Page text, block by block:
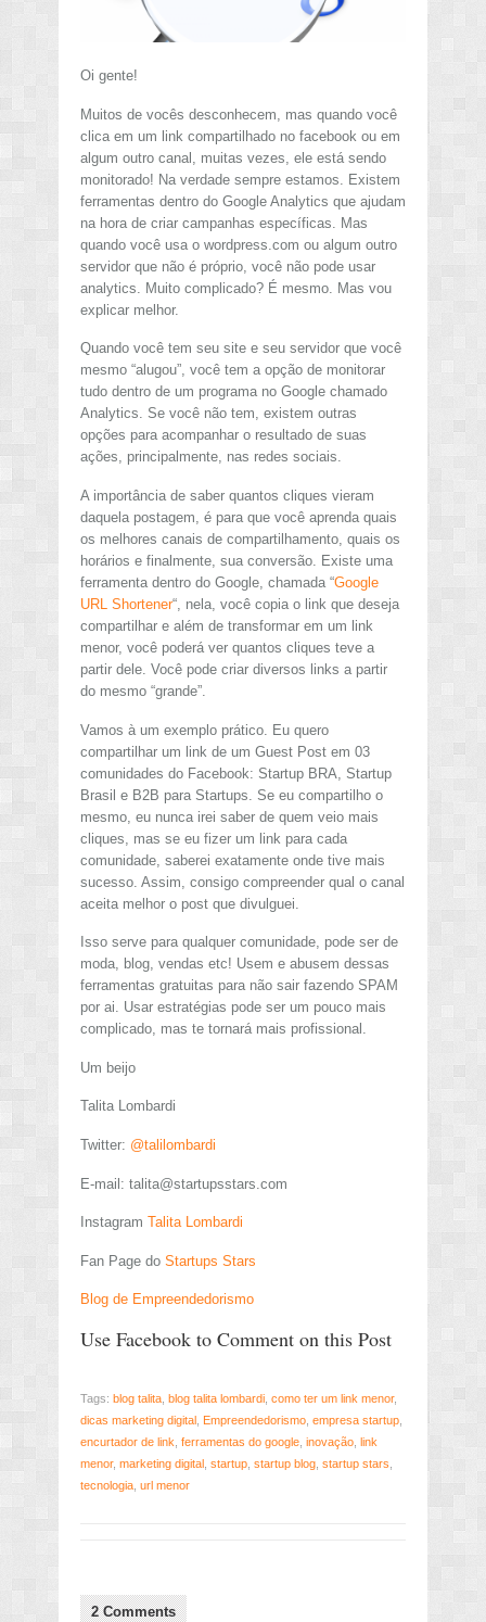
Oi gente!
Muitos de vocês desconhecem, mas quando você
clica em um link compartilhado no facebook ou em
algum outro canal, muitas vezes, ele está sendo
monitorado! Na verdade sempre estamos. Existem
ferramentas dentro do Google Analytics que ajudam
na hora de criar campanhas específicas. Mas
quando você usa o wordpress.com ou algum outro
servidor que não é próprio, você não pode usar
analytics. Muito complicado? É mesmo. Mas vou
explicar melhor.
Quando você tem seu site e seu servidor que você
mesmo “alugou”, você tem a opção de monitorar
tudo dentro de um programa no Google chamado
Analytics. Se você não tem, existem outras
opções para acompanhar o resultado de suas
ações, principalmente, nas redes sociais.
A importância de saber quantos cliques vieram
daquela postagem, é para que você aprenda quais
os melhores canais de compartilhamento, quais os
horários e finalmente, sua conversão. Existe uma
ferramenta dentro do Google, chamada “Google
URL Shortener“, nela, você copia o link que deseja
compartilhar e além de transformar em um link
menor, você poderá ver quantos cliques teve a
partir dele. Você pode criar diversos links a partir
do mesmo “grande”.
Vamos à um exemplo prático. Eu quero
compartilhar um link de um Guest Post em 03
comunidades do Facebook: Startup BRA, Startup
Brasil e B2B para Startups. Se eu compartilho o
mesmo, eu nunca irei saber de quem veio mais
cliques, mas se eu fizer um link para cada
comunidade, saberei exatamente onde tive mais
sucesso. Assim, consigo compreender qual o canal
aceita melhor o post que divulguei.
Isso serve para qualquer comunidade, pode ser de
moda, blog, vendas etc! Usem e abusem dessas
ferramentas gratuitas para não sair fazendo SPAM
por ai. Usar estratégias pode ser um pouco mais
complicado, mas te tornará mais profissional.
Um beijo
Talita Lombardi
Twitter: @talilombardi
E-mail: talita@startupsstars.com
Instagram Talita Lombardi
Fan Page do Startups Stars
Blog de Empreendedorismo
Use Facebook to Comment on this Post
Tags: blog talita blog talita lombardi como ter um link menor,
dicas marketing digital
Empreendedorismo empresa startup
encurtador de link ferramentas do google inovação
link
menor, marketing digital startup startup blog startup stars
tecnologia url menor
2 Comments